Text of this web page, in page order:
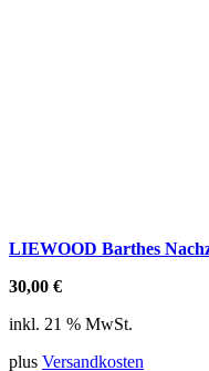
LIEWOOD Barthes
30,00 €
inkl. 21 % MwSt.
plus Versandkosten